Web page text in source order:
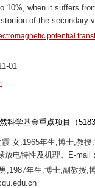
10%, when it suffers
of the secondary
potential
01
科学基金重点项目（
女,1965年生,博士,教授
放电特性及机理。E-
,1987年生,博士,副教授,